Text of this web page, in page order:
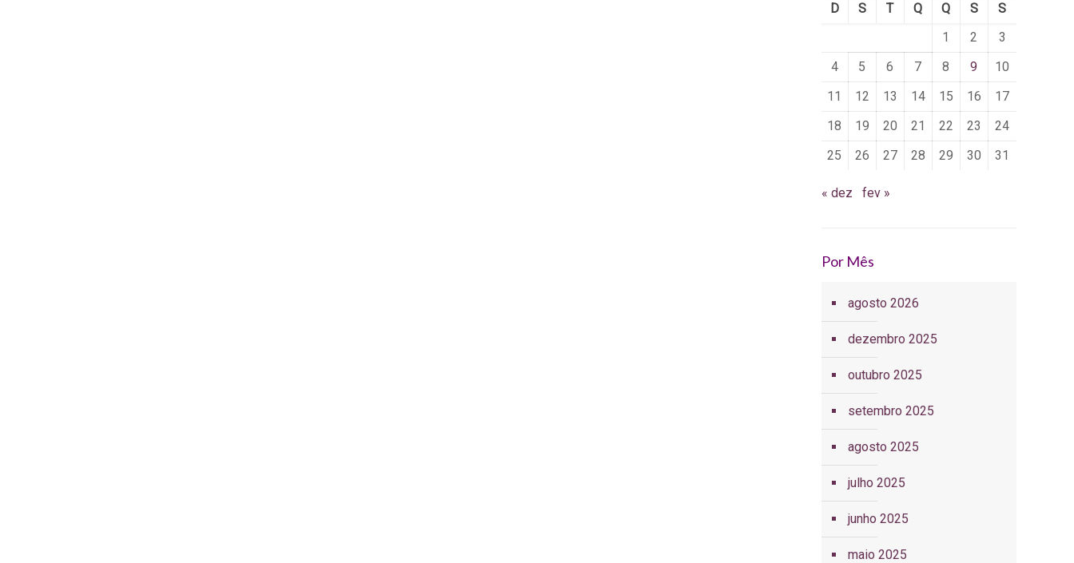
D S T Q Q S
S
1
2
3
4
5 6 7 8 9
10
11
12 13 14 15 16
17
18
19 20 21 22 23
24
25
26 27 28 29 30 31
« dez fev »
Por Mês
agosto 2026
dezembro 2025
outubro 2025
setembro 2025
agosto 2025
julho 2025
junho 2025
maio 2025